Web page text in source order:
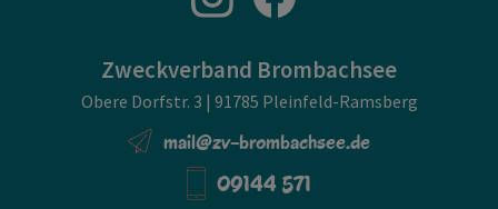
Zweckverband Brombachsee
Obere Dorfstr. 3 | 91785 Pleinfeld-Ramsberg
mail@zv-brombachsee.de
09144 571